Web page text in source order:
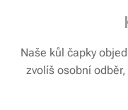
Naše kůl čapky
zvolíš osobní